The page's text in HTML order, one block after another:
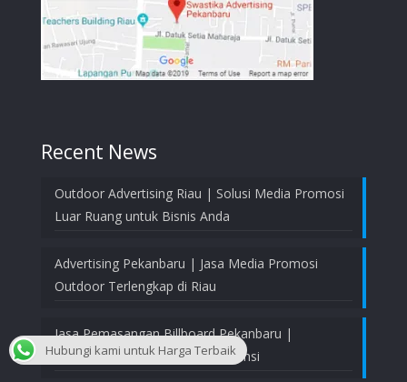
Recent News
Outdoor Advertising Riau | Solusi Media Promosi
Luar Ruang untuk Bisnis Anda
Advertising Pekanbaru | Jasa Media Promosi
Outdoor Terlengkap di Riau
Jasa Pemasangan Billboard Pekanbaru |
Profesional, Aman, dan Bergaransi
Hubungi kami untuk Harga Terbaik